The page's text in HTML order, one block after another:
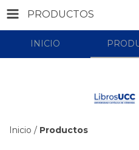
PRODUCTOS
INICIO
Inicio / Productos